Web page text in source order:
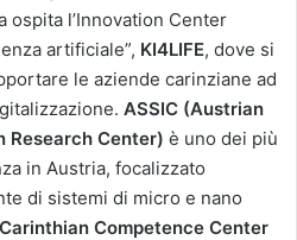
ospita l’Innovation Center
artificiale”, KI4LIFE, dove si
le aziende carinziane ad
ASSIC (Austrian
Research Center) è uno dei più
in Austria, focalizzato
di sistemi di micro e nano
Competence Center